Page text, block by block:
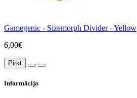
Gamegenic - Sizemorph Divider - Yellow
6,00€
Pirkt
Informācija